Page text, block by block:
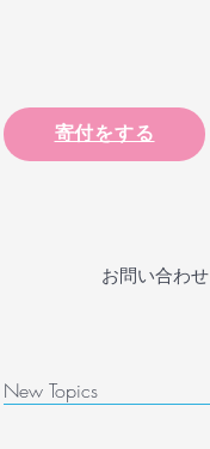
寄付をする
お問い合わせ
New Topics